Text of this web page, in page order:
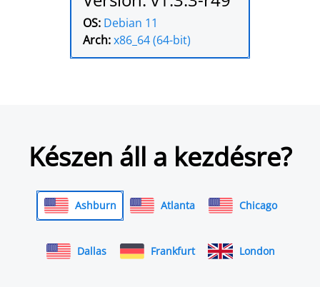
OS: Debian 11
Arch:x86_64 (64-bit)
Készen áll a kezdésre?
Ashburn Atlanta Chicago
Dallas Frankfurt London